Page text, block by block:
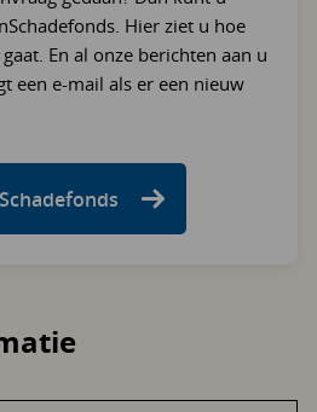
Hier ziet u hoe
En al onze berichten aan u
een e-mail als er een nieuw